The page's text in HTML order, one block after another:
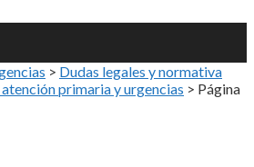
> Dudas legales y normativa
primaria y urgencias > Página